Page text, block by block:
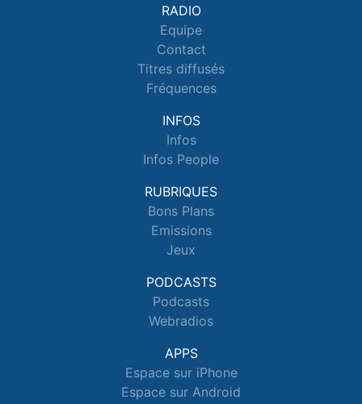
RADIO
Equipe
Contact
Titres diffusés
Fréquences
INFOS
Infos
Infos People
RUBRIQUES
Bons Plans
Emissions
Jeux
PODCASTS
Podcasts
Webradios
APPS
Espace sur iPhone
Espace sur Android